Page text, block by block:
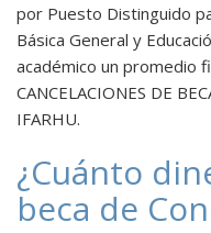
por Puesto Distinguido
Básica General y
académico un promedio
CANCELACIONES DE
IFARHU.
¿Cuánto
beca de